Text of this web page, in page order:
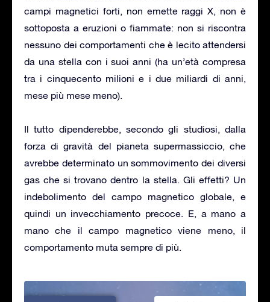
campi magnetici forti, non emette raggi X, non è
sottoposta a eruzioni o fiammate: non si riscontra
nessuno dei comportamenti che è lecito attendersi
da una stella con i suoi anni (ha un’età compresa
tra i cinquecento milioni e i due miliardi di anni,
mese più mese meno).
Il tutto dipenderebbe, secondo gli studiosi, dalla
forza di gravità del pianeta supermassiccio, che
avrebbe determinato un sommovimento dei diversi
gas che si trovano dentro la stella. Gli effetti? Un
indebolimento del campo magnetico globale, e
quindi un invecchiamento precoce. E, a mano a
mano che il campo magnetico viene meno, il
comportamento muta sempre di più.